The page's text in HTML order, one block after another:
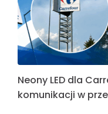
Neony LED dla
komunikacji w